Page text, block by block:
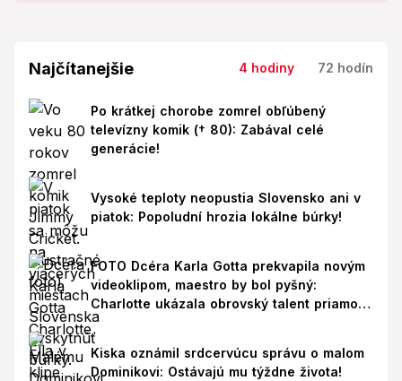
Najčítanejšie 4 hodiny 72 hodín
Po krátkej chorobe zomrel obľúbený
televízny komik († 80): Zabával celé
generácie!
Vysoké teploty neopustia Slovensko ani v
piatok: Popoludní hrozia lokálne búrky!
FOTO Dcéra Karla Gotta prekvapila novým
videoklipom, maestro by bol pyšný:
Charlotte ukázala obrovský talent priamo v
Paríži!
Kiska oznámil srdcervúcu správu o malom
Dominikovi: Ostávajú mu týždne života!